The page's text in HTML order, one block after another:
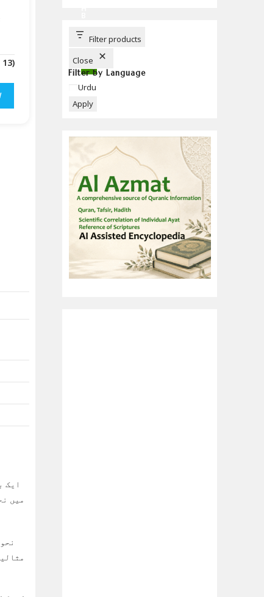
(Downloads - 13)
میں
T
T
Filter products
Close
Filter by Language
Language
Urdu
Apply